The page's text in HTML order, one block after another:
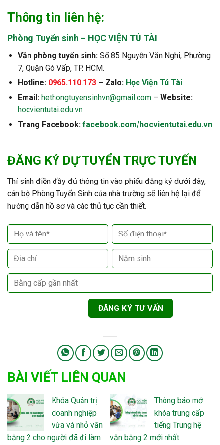
Thông tin liên hệ:
Phòng Tuyển sinh – HỌC VIỆN TÚ TÀI
Văn phòng tuyển sinh:Số 85 Nguyễn Văn Nghi, Phường
7, Quận Gò Vấp, TP. HCM.
Hotline: 0965.110.173– Zalo: Học Viện Tú Tài
Email: hethongtuyensinhvn@gmail.com– Website:
hocvientutai.edu.vn
Trang Facebook: facebook.com/hocvientutai.edu.vn
ĐĂNG KÝ DỰ TUYỂN TRỰC TUYẾN
Thí sinh điền đầy đủ thông tin vào phiếu đăng ký dưới đây,
cán bộ Phòng Tuyển Sinh của nhà trường sẽ liên hệ lại để
hướng dẫn hồ sơ và các thủ tục cần thiết.
BÀI VIẾT LIÊN QUAN
Khóa Quản trị
doanh nghiệp
vừa và nhỏ văn
bằng 2 cho người đã đi làm
Thông báo mở
khóa trung cấp
tiếng Trung hệ
văn bằng 2 mới nhất